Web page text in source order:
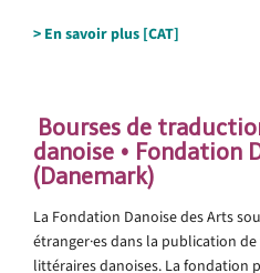
> En savoir plus [CAT]
Bourses de
danoise • Fondation
(Danemark)
La Fondation Danoise des Arts
étranger·es dans la publication
littéraires danoises. La fondation